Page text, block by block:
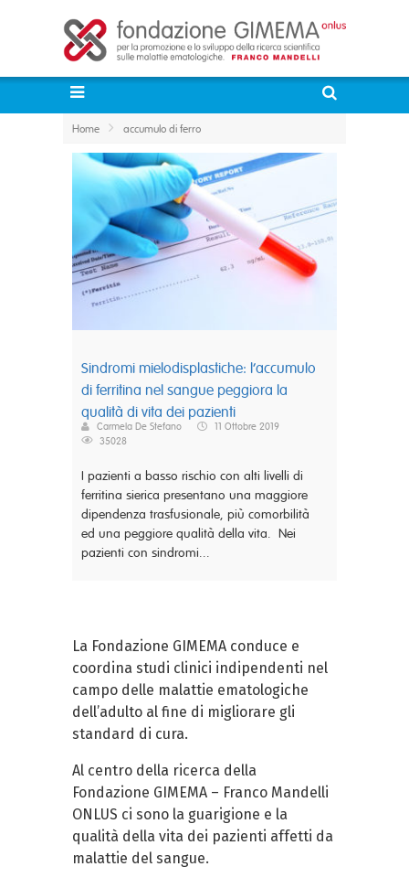
Home accumulo di ferro
Sindromi mielodisplastiche: l’accumulo
di ferritina nel sangue peggiora la
qualità di vita dei pazienti
Carmela De Stefano
11 Ottobre 2019
35028
I pazienti a basso rischio con alti livelli di
ferritina sierica presentano una maggiore
dipendenza trasfusionale, più comorbilità
ed una peggiore qualità della vita. Nei
pazienti con sindromi...
La Fondazione GIMEMA conduce e
coordina studi clinici indipendenti nel
campo delle malattie ematologiche
dell’adulto al fine di migliorare gli
standard di cura.
Al centro della ricerca della
Fondazione GIMEMA – Franco Mandelli
ONLUS ci sono la guarigione e la
qualità della vita dei pazienti affetti da
malattie del sangue.